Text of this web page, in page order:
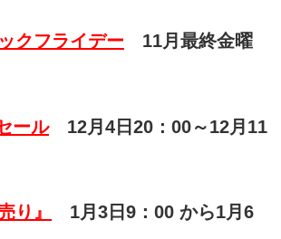
クフライデー
11月最終金曜
ール
12月4日20：00～12月11
り』
1月3日9：00 から1月6